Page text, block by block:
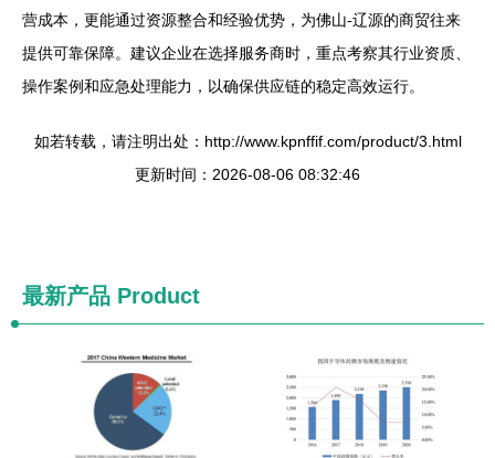
营成本，更能通过资源整合和经验优势，为佛山-辽源的商贸往来
提供可靠保障。建议企业在选择服务商时，重点考察其行业资质、
操作案例和应急处理能力，以确保供应链的稳定高效运行。
如若转载，请注明出处：http://www.kpnffif.com/product/3.html
更新时间：2026-08-06 08:32:46
最新产品 Product